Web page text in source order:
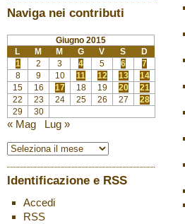
Naviga nei contributi
Giugno 2015
L
M M G V S
D
1
2 3 4 5 6
7
8
9 10 11 12 13
14
15
16 17 18 19 20
21
22
23 24 25 26 27
28
29
30
« Mag Lug »
Identificazione e RSS
Accedi
RSS